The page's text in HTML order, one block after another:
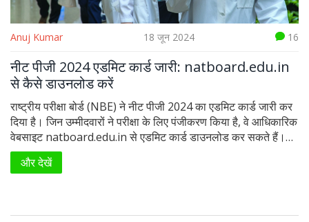
Anuj Kumar 18 जून 2024 16
नीट पीजी 2024 एडमिट कार्ड जारी: natboard.edu.in
से कैसे डाउनलोड करें
राष्ट्रीय परीक्षा बोर्ड (NBE) ने नीट पीजी 2024 का एडमिट कार्ड जारी कर
दिया है। जिन उम्मीदवारों ने परीक्षा के लिए पंजीकरण किया है, वे आधिकारिक
वेबसाइट natboard.edu.in से एडमिट कार्ड डाउनलोड कर सकते हैं।
एडमिट कार्ड डाउनलोड करने के लिए, उम्मीदवारों को अपने यूजर आईडी और
पासवर्ड से लॉगिन करना होगा। परीक्षा 23 जून को आयोजित की जाएगी और
और देखें